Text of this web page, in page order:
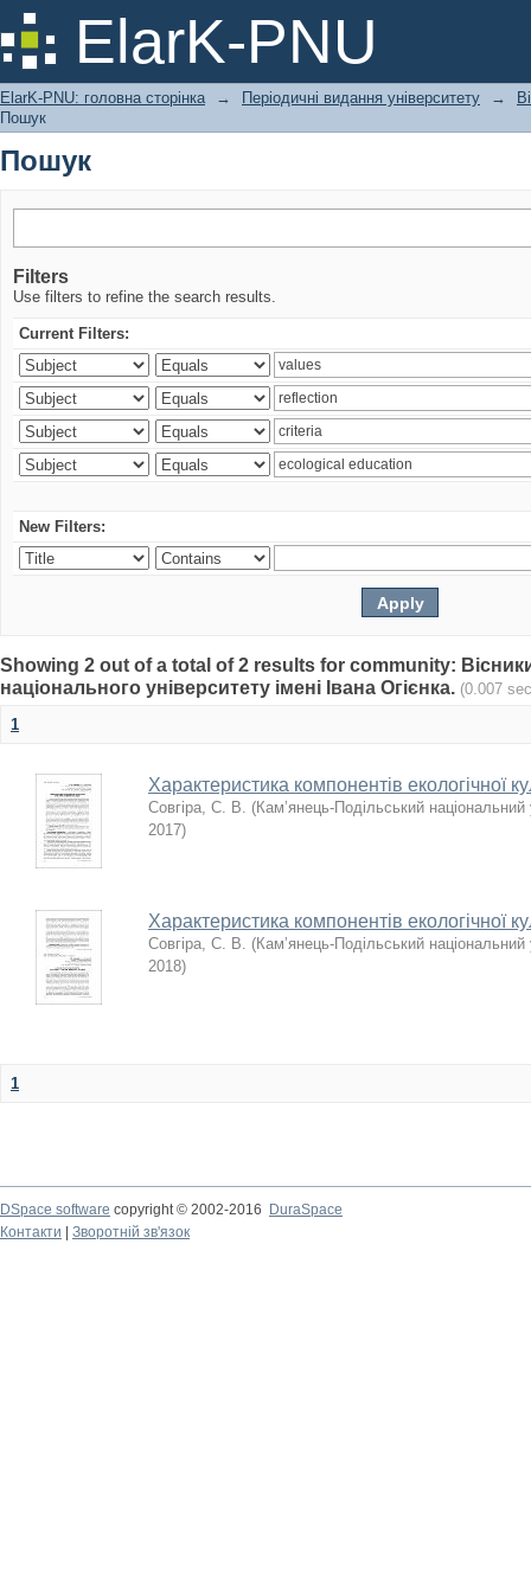
ElarK-PNU
Пошук
ElarK-PNU: головна сторінка → Періодичні видання університету →
Пошук
Пошук
Filters
Use filters to refine the search results.
Current Filters:
New Filters:
Showing 2 out of a total of 2 results for community:
національного університету імені Івана Огієнка. (0.007
1
Характеристика компонентів екологічної
Совгіра, С. В. (Кам’янець-Подільський національний
2017)
Характеристика компонентів екологічної
Совгіра, С. В. (Кам’янець-Подільський національний
2018)
1
DSpace software copyright © 2002-2016
DuraSpace
Контакти
Зворотній зв'язок